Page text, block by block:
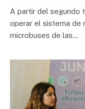
A partir del segundo
operar el sistema de
microbuses de las…